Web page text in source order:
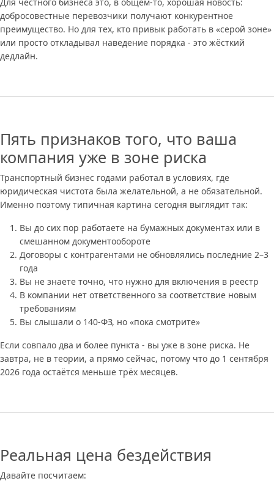
добросовестные перевозчики получают конкурентное
преимущество. Но для тех, кто привык работать в «серой зоне»
или просто откладывал наведение порядка - это жёсткий
дедлайн.
Пять признаков того, что ваша
компания уже в зоне риска
Транспортный бизнес годами работал в условиях, где
юридическая чистота была желательной, а не обязательной.
Именно поэтому типичная картина сегодня выглядит так:
Вы до сих пор работаете на бумажных документах или в
смешанном документообороте
Договоры с контрагентами не обновлялись последние 2–3
года
Вы не знаете точно, что нужно для включения в реестр
В компании нет ответственного за соответствие новым
требованиям
Вы слышали о 140-ФЗ, но «пока смотрите»
Если совпало два и более пункта - вы уже в зоне риска. Не
завтра, не в теории, а прямо сейчас, потому что до 1 сентября
2026 года остаётся меньше трёх месяцев.
Реальная цена бездействия
Давайте посчитаем: